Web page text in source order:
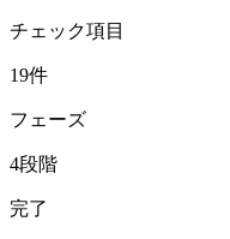
チェック項目
19件
フェーズ
4段階
完了